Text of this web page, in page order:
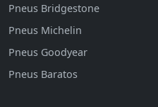
Pneus Bridgestone
Pneus Michelin
Pneus Goodyear
Pneus Baratos